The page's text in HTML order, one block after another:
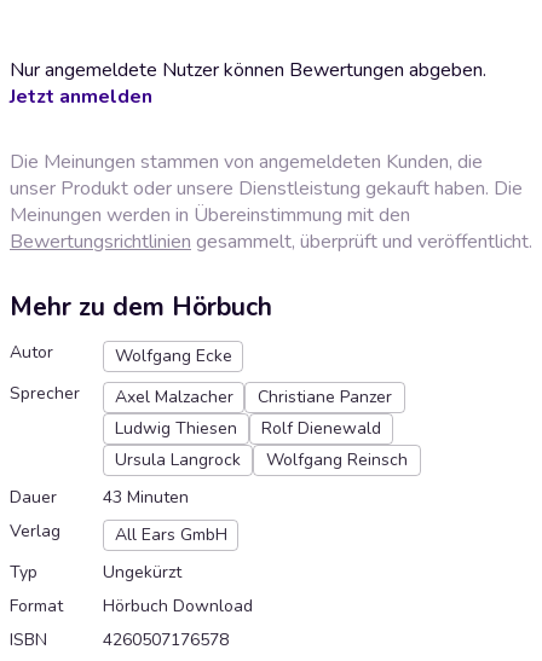
Nur angemeldete Nutzer können Bewertungen abgeben.
Jetzt anmelden
Die Meinungen stammen von angemeldeten Kunden, die
unser Produkt oder unsere Dienstleistung gekauft haben. Die
Meinungen werden in Übereinstimmung mit den
Bewertungsrichtlinien gesammelt, überprüft und veröffentlicht.
Mehr zu dem Hörbuch
Autor
Wolfgang Ecke
Sprecher
Axel Malzacher
Christiane Panzer
Ludwig Thiesen
Rolf Dienewald
Ursula Langrock
Wolfgang Reinsch
Dauer
43 Minuten
Verlag
All Ears GmbH
Typ
Ungekürzt
Format
Hörbuch Download
ISBN
4260507176578